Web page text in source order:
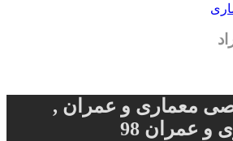
و عمران ,
98